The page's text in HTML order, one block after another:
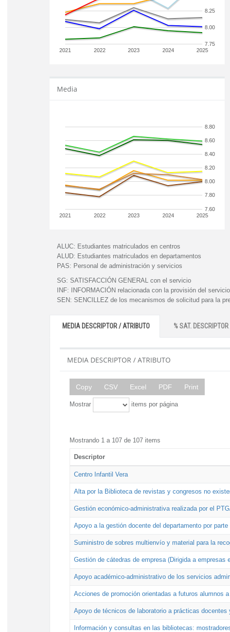
2021 2022 2023 2024 2025
7.75
8.00
8.25
Media
2021 2022 2023 2024 2025
7.60
7.80
8.00
8.20
8.40
8.60
8.80
ALUC: Estudiantes matriculados en centros
ALUD: Estudiantes matriculados en departamentos
PAS: Personal de administración y servicios
SG: SATISFACCIÓN GENERAL con el servicio
INF:
INFORMACIÓN relacionada con la provisión del servicio
SEN: SENCILLEZ de los mecanismos de solicitud para la
MEDIA DESCRIPTOR / ATRIBUTO % SAT.
MEDIA DESCRIPTOR / ATRIBUTO
Copy CSV Excel PDF Print
Mostrar items por página
Mostrando 1 a 107 de 107 items
Descriptor
Centro Infantil Vera
Alta por la Biblioteca de revistas y congresos no
Gestión económico-administrativa realizada por el
Apoyo a la gestión docente del departamento por
Suministro de sobres multienvío y material para la
Gestión de cátedras de empresa (Dirigida a empresas
Apoyo académico-administrativo de los servicios
Acciones de promoción orientadas a futuros alumnos
Apoyo de técnicos de laboratorio a prácticas
Información y consultas en las bibliotecas: